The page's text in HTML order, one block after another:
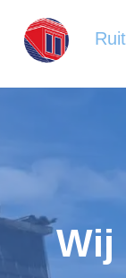
Wij